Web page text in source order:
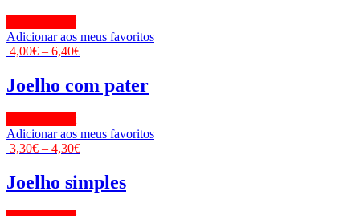
Adicionar aos meus favoritos
4,00€ – 6,40€
Joelho com pater
Adicionar aos meus favoritos
3,30€ – 4,30€
Joelho simples